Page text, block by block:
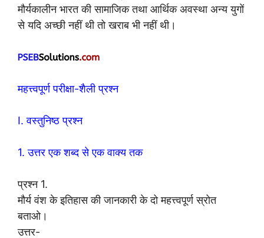
मौर्यकालीन भारत की सामाजिक तथा आर्थिक अवस्था अन्य युगों
से यदि अच्छी नहीं थी तो खराब भी नहीं थी।
महत्त्वपूर्ण परीक्षा-शैली प्रश्न
I. वस्तुनिष्ठ प्रश्न
1. उत्तर एक शब्द से एक वाक्य तक
प्रश्न 1.
मौर्य वंश के इतिहास की जानकारी के दो महत्त्वपूर्ण स्रोत
बताओ।
उत्तर-